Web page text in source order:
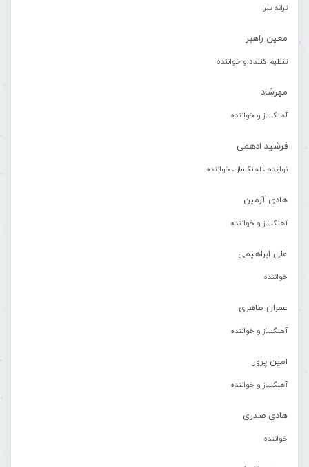
ترانه سرا
معین راهبر
تنظیم کننده و خواننده
مهرشاد
آهنگساز و خواننده
فرشید ادهمی
نوازنده ، آهنگساز ، خواننده
هادی آرمین
آهنگساز و خواننده
علی ابراهیمی
خواننده
عمران طاهری
آهنگساز و خواننده
امین پرور
آهنگساز و خواننده
هادی صدری
خواننده